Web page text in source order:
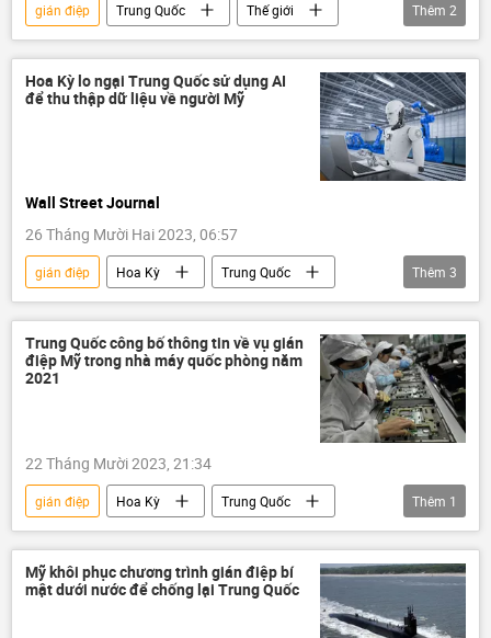
gián điệp Trung Quốc
Thế giới
Bộ Ngoại giao Trung Quốc
Chính trị
Thêm 2
Hoa Kỳ lo ngại Trung Quốc sử dụng AI
để thu thập dữ liệu về người Mỹ
Wall Street Journal
26 Tháng Mười Hai 2023, 06:57
gián điệp Hoa Kỳ
Trung Quốc
Báo chí thế giới
AI Thế giới
Thêm 3
Trung Quốc công bố thông tin về vụ gián
điệp Mỹ trong nhà máy quốc phòng năm
2021
22 Tháng Mười 2023, 21:34
gián điệp Hoa Kỳ
Trung Quốc
Thế giới
Thêm 1
Mỹ khôi phục chương trình gián điệp bí
mật dưới nước để chống lại Trung Quốc